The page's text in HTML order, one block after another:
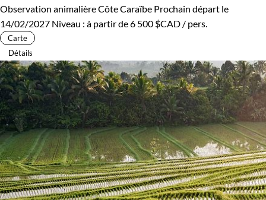
Observation animalière Côte Caraïbe Prochain départ le
14/02/2027 Niveau : à partir de6 500 $CAD / pers.
Carte
Détails